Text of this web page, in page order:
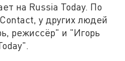
на Russia Today. По
у других людей
режиссёр" и "Игорь